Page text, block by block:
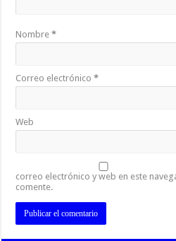
Nombre*
Correo electrónico*
Web
correo electrónico y web en este
comente.